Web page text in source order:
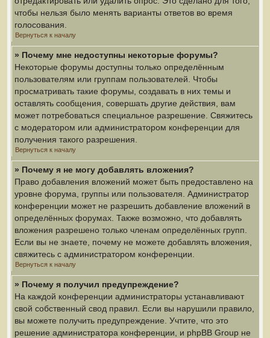
чтобы нельзя было менять варианты ответов во время
голосования.
Вернуться к началу
» Почему мне недоступны некоторые форумы?
Некоторые форумы доступны только определённым
пользователям или группам пользователей. Чтобы
просматривать такие форумы, создавать в них темы и
оставлять сообщения, совершать другие действия, вам
может потребоваться специальное разрешение. Свяжитесь
с модератором или администратором конференции для
получения такого разрешения.
Вернуться к началу
» Почему я не могу добавлять вложения?
Право добавления вложений может быть предоставлено на
уровне форума, группы или пользователя. Администратор
конференции может не разрешить добавление вложений в
определённых форумах. Также возможно, что добавлять
вложения разрешено только членам определённых групп.
Если вы не знаете, почему не можете добавлять вложения,
свяжитесь с администратором конференции.
Вернуться к началу
» Почему я получил предупреждение?
На каждой конференции администраторы устанавливают
свой собственный свод правил. Если вы нарушили правило,
вы можете получить предупреждение. Учтите, что это
решение администратора конференции, и phpBB Group не